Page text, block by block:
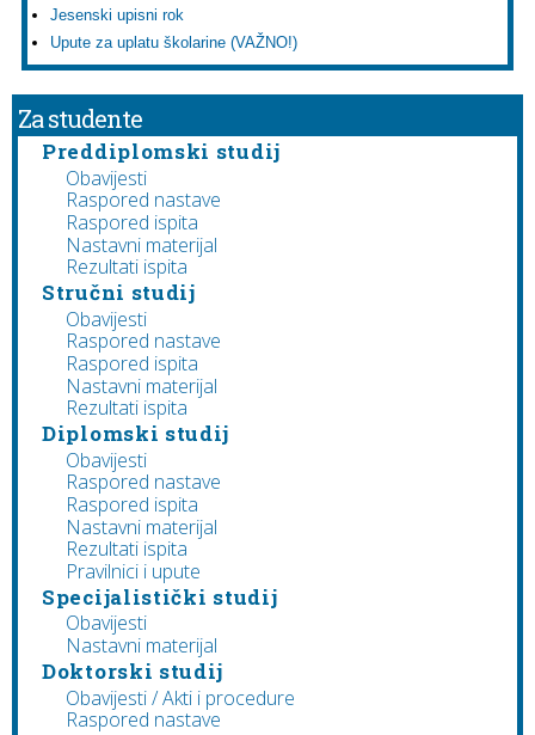
Jesenski upisni rok
Upute za uplatu školarine (VAŽNO!)
Za studente
Preddiplomski studij
Obavijesti
Raspored nastave
Raspored ispita
Nastavni materijal
Rezultati ispita
Stručni studij
Obavijesti
Raspored nastave
Raspored ispita
Nastavni materijal
Rezultati ispita
Diplomski studij
Obavijesti
Raspored nastave
Raspored ispita
Nastavni materijal
Rezultati ispita
Pravilnici i upute
Specijalistički studij
Obavijesti
Nastavni materijal
Doktorski studij
Obavijesti / Akti i procedure
Raspored nastave